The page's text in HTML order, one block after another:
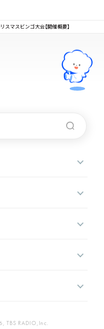
スマスビンゴ大会【開催概要】
RADIO,Inc.